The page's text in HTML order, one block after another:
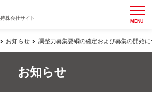
持株会社サイト MENU
お知らせ 調整力募集要綱の確定および募集の開始に
お知らせ